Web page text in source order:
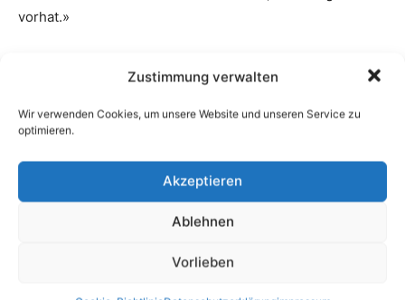
Zustimmung verwalten
Wir verwenden Cookies, um unsere Website und unseren Service zu
optimieren.
Akzeptieren
Ablehnen
Vorlieben